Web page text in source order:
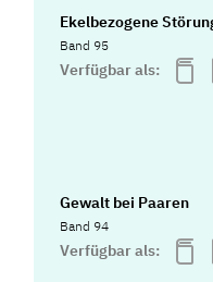
Ekelbezogene
Band 95
Verfügbar als:
Gewalt bei Paaren
Band 94
Verfügbar als: